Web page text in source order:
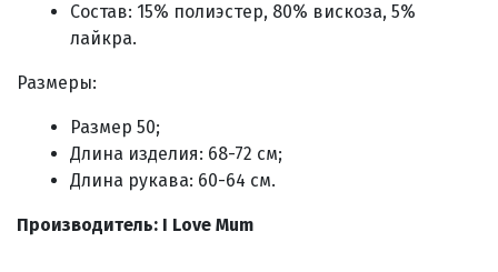
Состав: 15% полиэстер, 80% вискоза, 5%
лайкра.
Размеры:
Размер 50;
Длина изделия: 68-72 см;
Длина рукава: 60-64 см.
Производитель: I Love Mum